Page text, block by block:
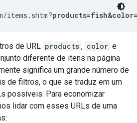
items.shtm?
de URL products , color e
diferente de itens na página
significa um grande número de
de filtros, o que se traduz em um
possíveis. Para economizar
lidar com esses URLs de uma